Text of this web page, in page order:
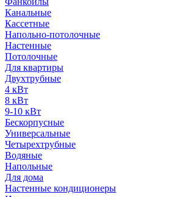
Канальные
Кассетные
Напольно-потолочные
Настенные
Потолочные
Для квартиры
Двухтрубные
4 кВт
8 кВт
9-10 кВт
Бескорпусные
Универсальные
Четырехтрубные
Водяные
Напольные
Для дома
Настенные кондиционеры